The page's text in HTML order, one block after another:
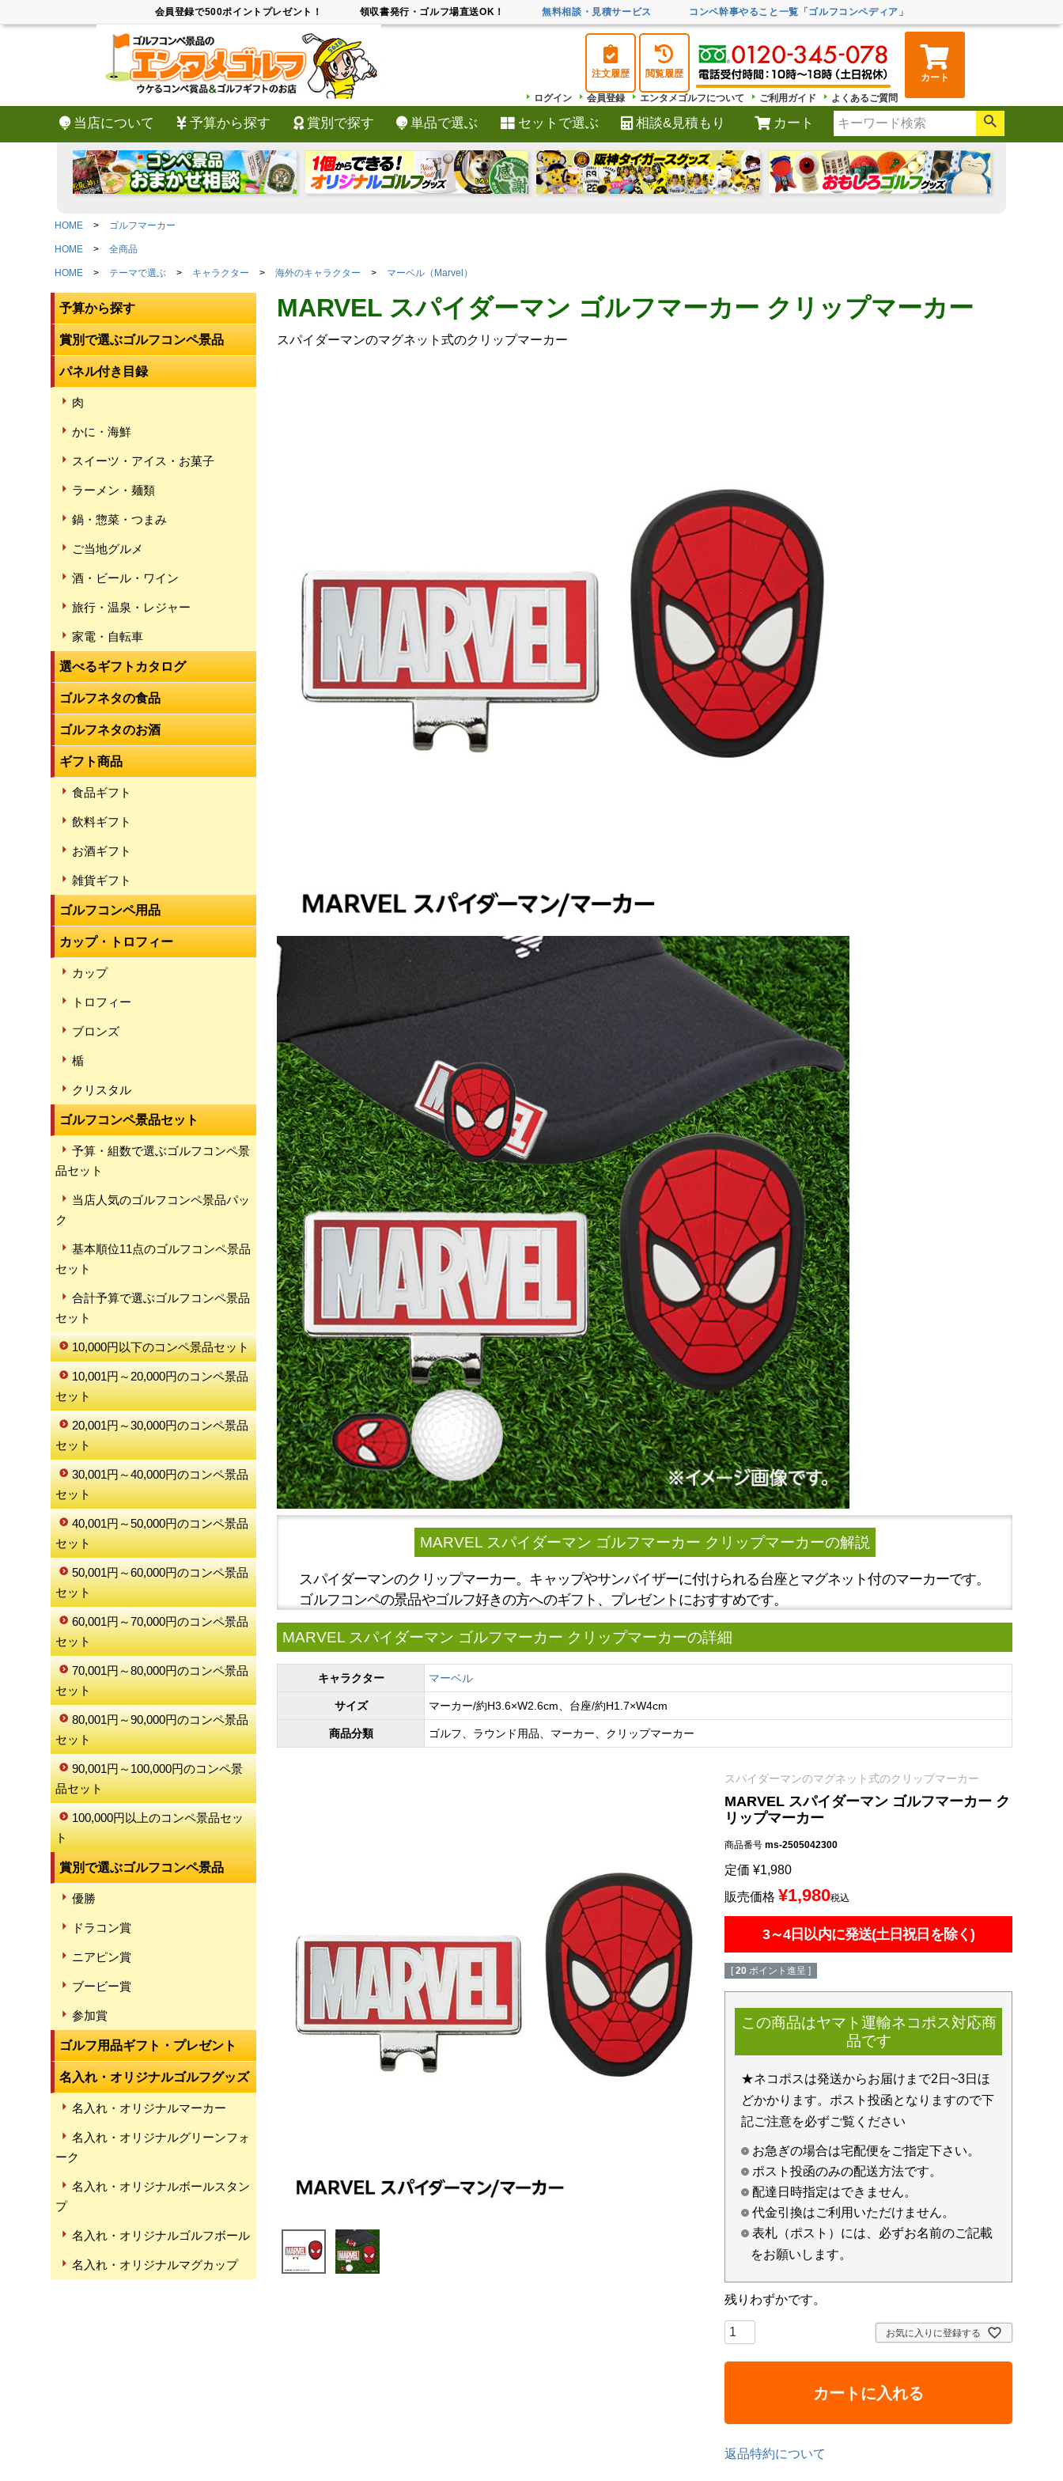
会員登録で500ポイントプレゼント！ 領収書発行・ゴルフ場直送OK！ 無料相談・見積サービス コンペ幹事やること一覧「ゴルフコンペディア」
注文履歴 閲覧履歴
カート
ログイン
会員登録 エンタメゴルフについて ご利用ガイド よくあるご質問
当店について 予算から探す 賞別で探す 単品で選ぶ セットで選ぶ 相談&見積もり カート
検索
HOME ゴルフマーカー
HOME 全商品
HOME テーマで選ぶ キャラクター 海外のキャラクター マーベル（Marvel）
予算から探す
賞別で選ぶゴルフコンペ景品
パネル付き目録
肉
かに・海鮮
スイーツ・アイス・お菓子
ラーメン・麺類
鍋・惣菜・つまみ
ご当地グルメ
酒・ビール・ワイン
旅行・温泉・レジャー
家電・自転車
選べるギフトカタログ
ゴルフネタの食品
ゴルフネタのお酒
ギフト商品
食品ギフト
飲料ギフト
お酒ギフト
雑貨ギフト
ゴルフコンペ用品
カップ・トロフィー
カップ
トロフィー
ブロンズ
楯
クリスタル
ゴルフコンペ景品セット
予算・組数で選ぶゴルフコンペ景
品セット
当店人気のゴルフコンペ景品パッ
ク
基本順位11点のゴルフコンペ景品
セット
合計予算で選ぶゴルフコンペ景品
セット
10,000円以下のコンペ景品セット
10,001円～20,000円のコンペ景品
セット
20,001円～30,000円のコンペ景品
セット
30,001円～40,000円のコンペ景品
セット
40,001円～50,000円のコンペ景品
セット
50,001円～60,000円のコンペ景品
セット
60,001円～70,000円のコンペ景品
セット
70,001円～80,000円のコンペ景品
セット
80,001円～90,000円のコンペ景品
セット
90,001円～100,000円のコンペ景
品セット
100,000円以上のコンペ景品セッ
ト
賞別で選ぶゴルフコンペ景品
優勝
ドラコン賞
ニアピン賞
ブービー賞
参加賞
ゴルフ用品ギフト・プレゼント
名入れ・オリジナルゴルフグッズ
名入れ・オリジナルマーカー
名入れ・オリジナルグリーンフォ
ーク
名入れ・オリジナルボールスタン
プ
名入れ・オリジナルゴルフボール
名入れ・オリジナルマグカップ
MARVEL スパイダーマン ゴルフマーカー クリップマーカー
スパイダーマンのマグネット式のクリップマーカー
MARVEL スパイダーマン ゴルフマーカー クリップマーカーの解説
スパイダーマンのクリップマーカー。キャップやサンバイザーに付けられる台座とマグネット付のマーカーです。
ゴルフコンペの景品やゴルフ好きの方へのギフト、プレゼントにおすすめです。
MARVEL スパイダーマン ゴルフマーカー クリップマーカーの詳細
キャラクター マーベル
サイズ マーカー/約H3.6×W2.6cm、台座/約H1.7×W4cm
商品分類 ゴルフ、ラウンド用品、マーカー、クリップマーカー
スパイダーマンのマグネット式のクリップマーカー
MARVEL スパイダーマン ゴルフマーカー ク
リップマーカー
商品番号 ms-2505042300
定価 ¥1,980
販売価格 ¥1,980税込
3～4日以内に発送(土日祝日を除く)
[ 20 ポイント進呈 ]
この商品はヤマト運輸ネコポス対応商
品です
★ネコポスは発送からお届けまで2日~3日ほ
どかかります。ポスト投函となりますので下
記ご注意を必ずご覧ください
お急ぎの場合は宅配便をご指定下さい。
ポスト投函のみの配送方法です。
配達日時指定はできません。
代金引換はご利用いただけません。
表札（ポスト）には、必ずお名前のご記載
をお願いします。
残りわずかです。
お気に入りに登録する
カートに入れる
返品特約について